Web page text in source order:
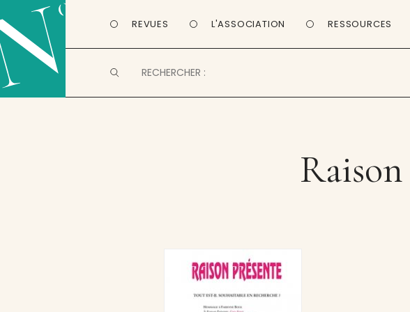
REVUES L'ASSOCIATION RESSOURCES